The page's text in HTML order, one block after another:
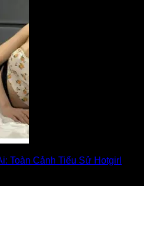
Toàn Cảnh Tiểu Sử Hotgirl